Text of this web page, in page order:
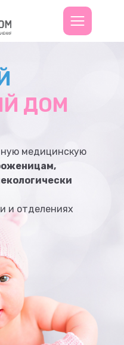
ДОМ
медицинскую
и отделениях